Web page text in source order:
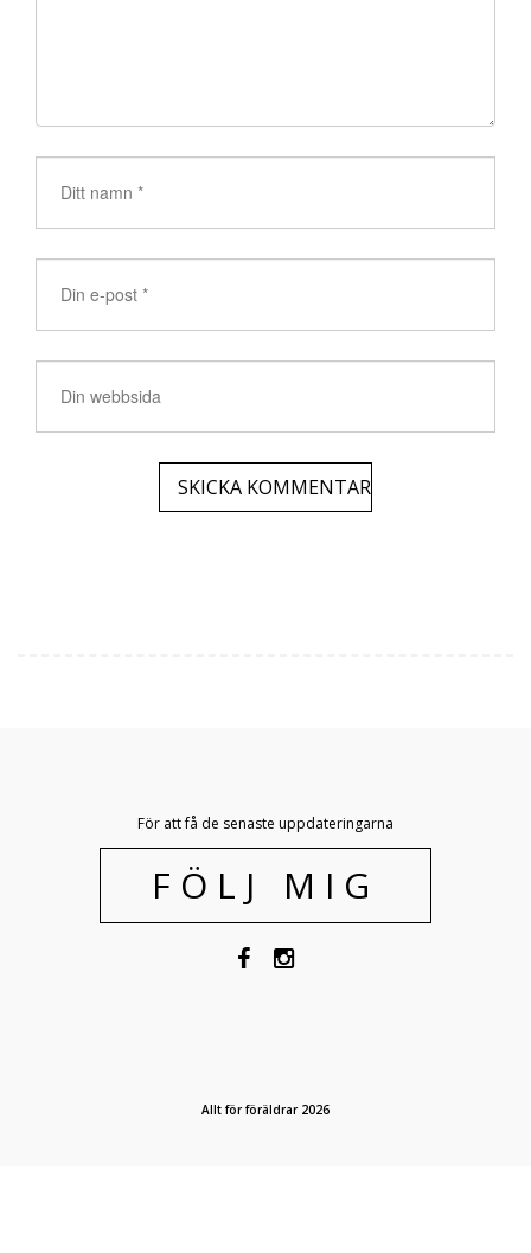
För att få de senaste uppdateringarna
FÖLJ MIG
Allt för föräldrar 2026